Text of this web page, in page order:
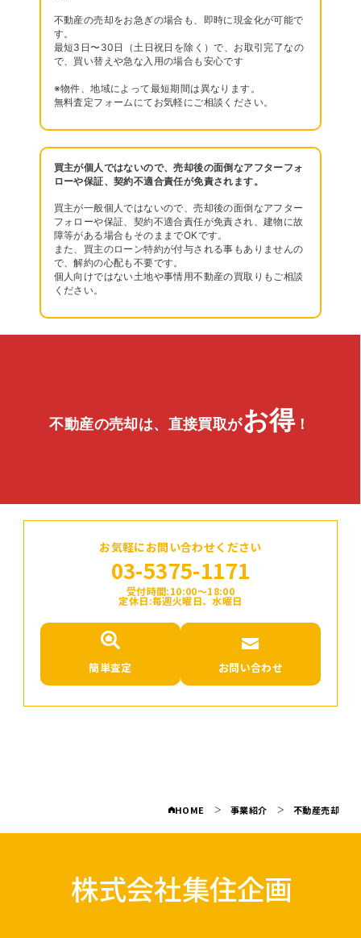
不動産の売却をお急ぎの場合も、即時に現金化が可能で
す。
最短3日〜30日（土日祝日を除く）で、お取引完了なの
で、買い替えや急な入用の場合も安心です
※物件、地域によって最短期間は異なります。
無料査定フォームにてお気軽にご相談ください。
買主が個人ではないので、売却後の面倒なアフターフォ
ローや保証、契約不適合責任が免責されます。
買主が一般個人ではないので、売却後の面倒なアフター
フォローや保証、契約不適合責任が免責され、建物に故
障等がある場合もそのままでOKです。
また、買主のローン特約が付与される事もありませんの
で、解約の心配も不要です。
個人向けではない土地や事情用不動産の買取りもご相談
ください。
不動産の売却は、直接買取がお得！
お気軽にお問い合わせください
03-5375-1171
受付時間:10:00〜18:00
定休日:毎週火曜日、水曜日
簡単査定 お問い合わせ
HOME 事業紹介 不動産売却